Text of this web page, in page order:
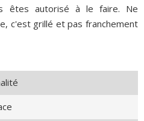
êtes autorisé à le faire. Ne
c'est grillé et pas franchement